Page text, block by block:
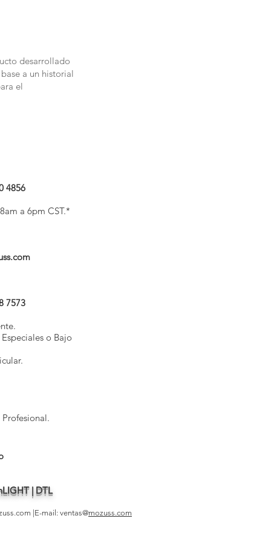
desarrollado
a un historial
el
4856
a 6pm CST.*
7573
o Bajo
| DTL
|E-mail: ventas@mozuss.com